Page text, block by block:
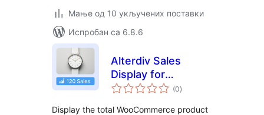
Мање од 10 укључених поставки
Испробан са 6.8.6
Alterdiv Sales
Display for
WooCommerce
(0укупних
оцена
)
Display the total WooCommerce product